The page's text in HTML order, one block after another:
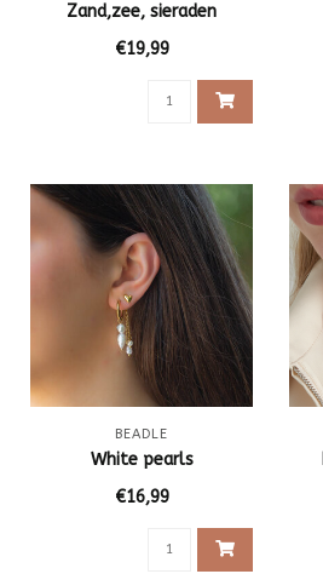
Zand,zee, sieraden
€19,99
BEADLE
White pearls
€16,99